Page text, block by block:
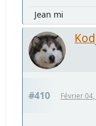
Jean mi
#410 Février